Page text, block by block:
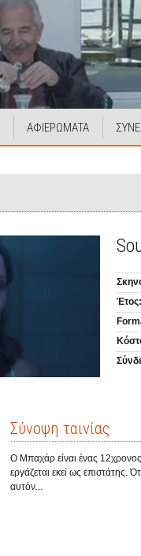
ΑΦΙΕΡΩΜΑΤΑ
Έτος:
Σύνοψη ταινίας
Ο Μπαχάρ είναι ένας
εργάζεται εκεί ως επιστάτης.
αυτόν...